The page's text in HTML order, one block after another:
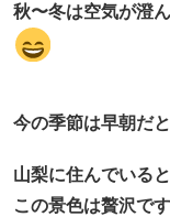
秋〜冬は空気が澄
今の季節は早朝だ
山梨に住んでいる
この景色は贅沢です